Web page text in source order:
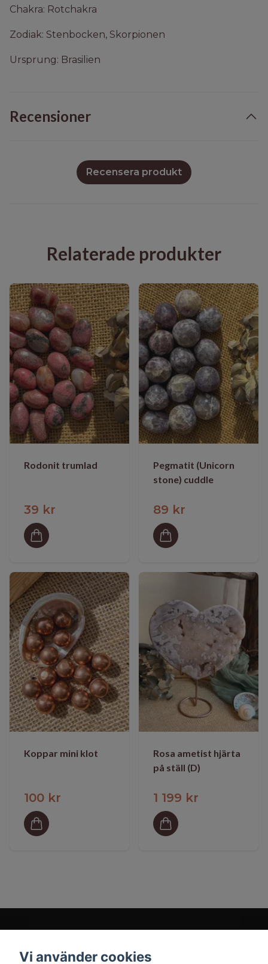
Chakra: Rotchakra
Zodiak: Stenbocken, Skorpionen
Ursprung: Brasilien
Recensioner
Recensera produkt
Relaterade produkter
Rodonit trumlad
39 kr
Pegmatit (Unicorn
stone) cuddle
89 kr
Koppar mini klot
100 kr
Rosa ametist hjärta
på ställ (D)
1 199 kr
Vi använder cookies